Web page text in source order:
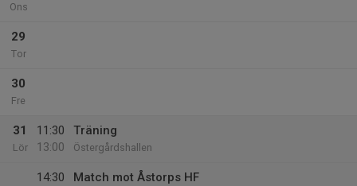
Ons
29
Tor
30
Fre
31
Lör
11:30
13:00
Träning
Östergårdshallen
14:30
Match mot Åstorps HF